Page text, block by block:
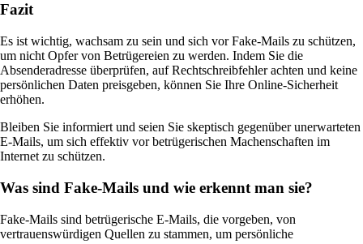
Fazit
Es ist wichtig, wachsam zu sein und sich vor Fake-Mails zu schützen,
um nicht Opfer von Betrügereien zu werden. Indem Sie die
Absenderadresse überprüfen, auf Rechtschreibfehler achten und keine
persönlichen Daten preisgeben, können Sie Ihre Online-Sicherheit
erhöhen.
Bleiben Sie informiert und seien Sie skeptisch gegenüber unerwarteten
E-Mails, um sich effektiv vor betrügerischen Machenschaften im
Internet zu schützen.
Was sind Fake-Mails und wie erkennt man sie?
Fake-Mails sind betrügerische E-Mails, die vorgeben, von
vertrauenswürdigen Quellen zu stammen, um persönliche